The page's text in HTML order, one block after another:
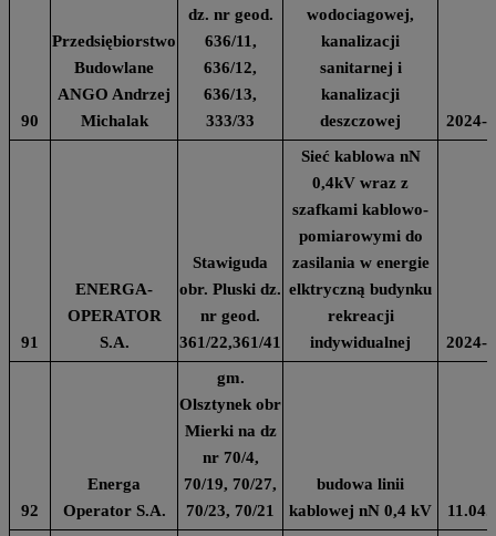
90
Przedsiębiorstwo
Budowlane
ANGO Andrzej
Michalak
dz. nr geod.
636/11,
636/12,
636/13,
333/33
wodociagowej,
kanalizacji
sanitarnej i
kanalizacji
deszczowej
2024-
91
ENERGA-
OPERATOR
S.A.
Stawiguda
obr. Pluski dz.
nr geod.
361/22,361/41
Sieć kablowa nN
0,4kV wraz z
szafkami kablowo-
pomiarowymi do
zasilania w energie
elktryczną budynku
rekreacji
indywidualnej
2024-
92
Energa
Operator S.A.
gm.
Olsztynek obr
Mierki na dz
nr 70/4,
70/19, 70/27,
70/23, 70/21
budowa linii
kablowej nN 0,4 kV